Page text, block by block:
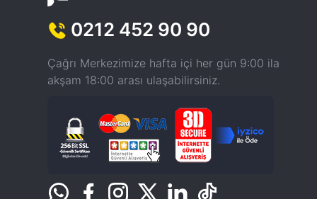
0212 452 90 90
Çağrı Merkezimize hafta içi her gün 9:00 ila
akşam 18:00 arası ulaşabilirsiniz.